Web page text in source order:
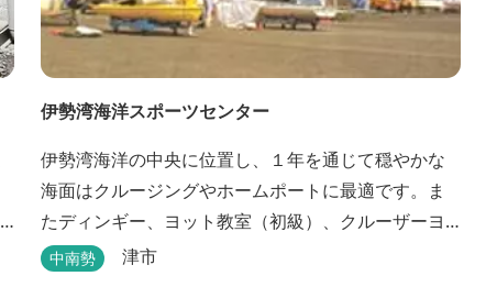
伊勢湾海洋スポーツセンター
伊勢湾海洋の中央に位置し、１年を通じて穏やかな
海面はクルージングやホームポートに最適です。ま
たディンギー、ヨット教室（初級）、クルーザーヨ
ット教室、それに四級ボート免許教室などが開催さ
中南勢 津市